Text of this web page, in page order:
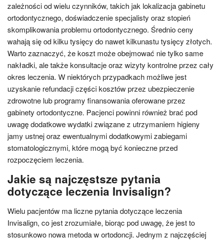
zależności od wielu czynników, takich jak lokalizacja gabinetu
ortodontycznego, doświadczenie specjalisty oraz stopień
skomplikowania problemu ortodontycznego. Średnio ceny
wahają się od kilku tysięcy do nawet kilkunastu tysięcy złotych.
Warto zaznaczyć, że koszt może obejmować nie tylko same
nakładki, ale także konsultacje oraz wizyty kontrolne przez cały
okres leczenia. W niektórych przypadkach możliwe jest
uzyskanie refundacji części kosztów przez ubezpieczenie
zdrowotne lub programy finansowania oferowane przez
gabinety ortodontyczne. Pacjenci powinni również brać pod
uwagę dodatkowe wydatki związane z utrzymaniem higieny
jamy ustnej oraz ewentualnymi dodatkowymi zabiegami
stomatologicznymi, które mogą być konieczne przed
rozpoczęciem leczenia.
Jakie są najczęstsze pytania
dotyczące leczenia Invisalign?
Wielu pacjentów ma liczne pytania dotyczące leczenia
Invisalign, co jest zrozumiałe, biorąc pod uwagę, że jest to
stosunkowo nowa metoda w ortodoncji. Jednym z najczęściej